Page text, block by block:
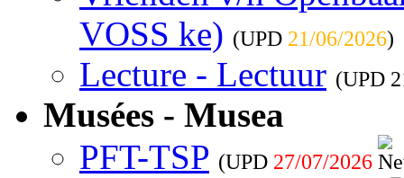
VOSS ke) (UPD 21/06/2026)
Lecture - Lectuur (UPD
Musées - Musea
PFT-TSP (UPD 27/07/2026